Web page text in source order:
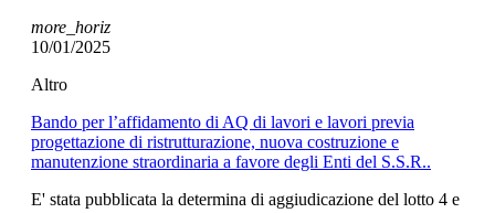
more_horiz
10/01/2025
Altro
Bando per l’affidamento di AQ di lavori e lavori previa
progettazione di ristrutturazione, nuova costruzione e
manutenzione straordinaria a favore degli Enti del S.S.R..
E' stata pubblicata la determina di aggiudicazione del lotto 4 e